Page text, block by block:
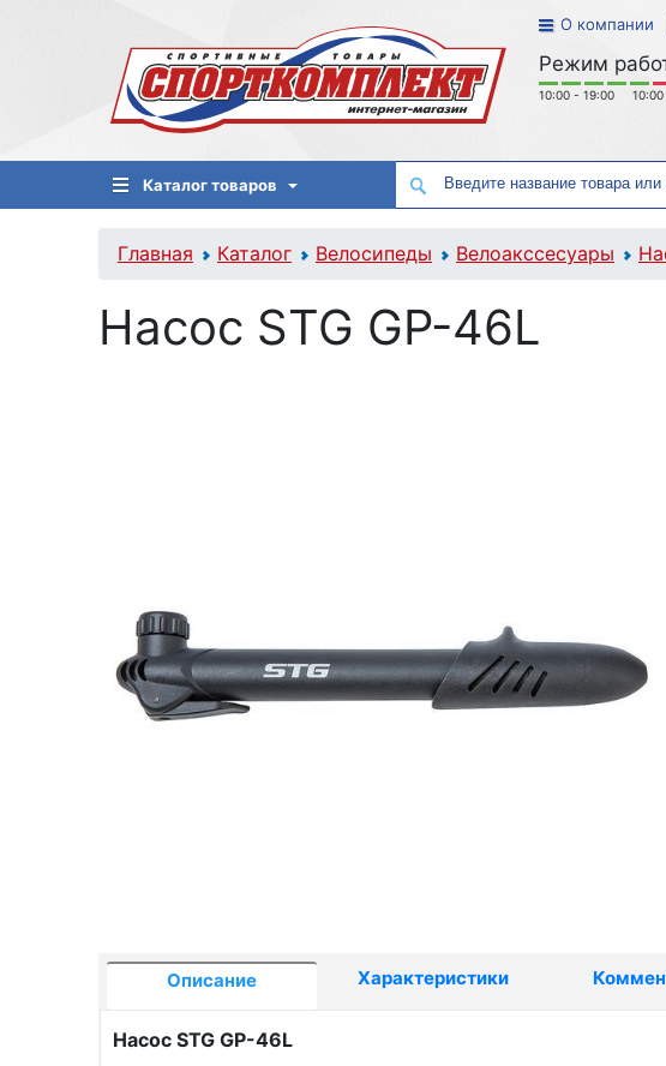
О компании
Режим
10:00 - 19:00
Каталог товаров
Главная Каталог Велосипеды Велоакссесуары
Насос STG GP-46L
Описание Характеристики
Насос STG GP-46L